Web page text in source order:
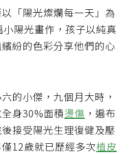
「陽光燦爛每一天」為
陽光畫作，孩子以純真
紛的色彩分享他們的心
的小傑，九個月大時，
身30%面積燙傷 ，遍布
接受陽光生理復健及壓
12歲就已歷經多次植皮